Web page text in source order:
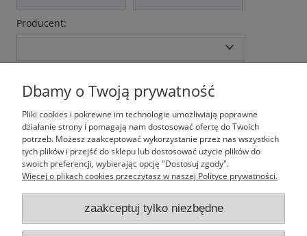
Producent:
szukaj Wyczyść filtr
Moje konto
Dbamy o Twoją prywatność
Pliki cookies i pokrewne im technologie umożliwiają poprawne
działanie strony i pomagają nam dostosować ofertę do Twoich
potrzeb. Możesz zaakceptować wykorzystanie przez nas wszystkich
tych plików i przejść do sklepu lub dostosować użycie plików do
swoich preferencji, wybierając opcję "Dostosuj zgody".
Więcej o plikach cookies przeczytasz w naszej Polityce prywatności.
zaakceptuj tylko niezbędne